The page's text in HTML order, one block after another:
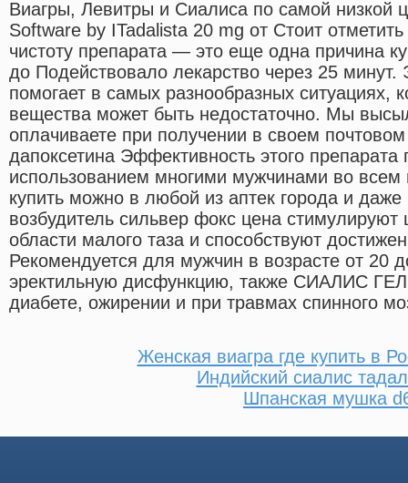
Виагры, Левитры и Сиалиса по самой низкой
Software by ITadalista 20 mg от Стоит
чистоту препарата — это еще одна причина
до Подействовало лекарство через 25 минут.
помогает в самых разнообразных ситуациях,
вещества может быть недостаточно. Мы
оплачиваете при получении в своем
дапоксетина Эффективность этого
использованием многими мужчинами во всем
купить можно в любой из аптек города и
возбудитель сильвер фокс цена стимулируют
области малого таза и способствуют
Рекомендуется для мужчин в возрасте от 20
эректильную дисфункцию, также СИАЛИС
диабете, ожирении и при травмах спинного
Женская виагра где купить в
Индийский сиалис
Шпанская мушка